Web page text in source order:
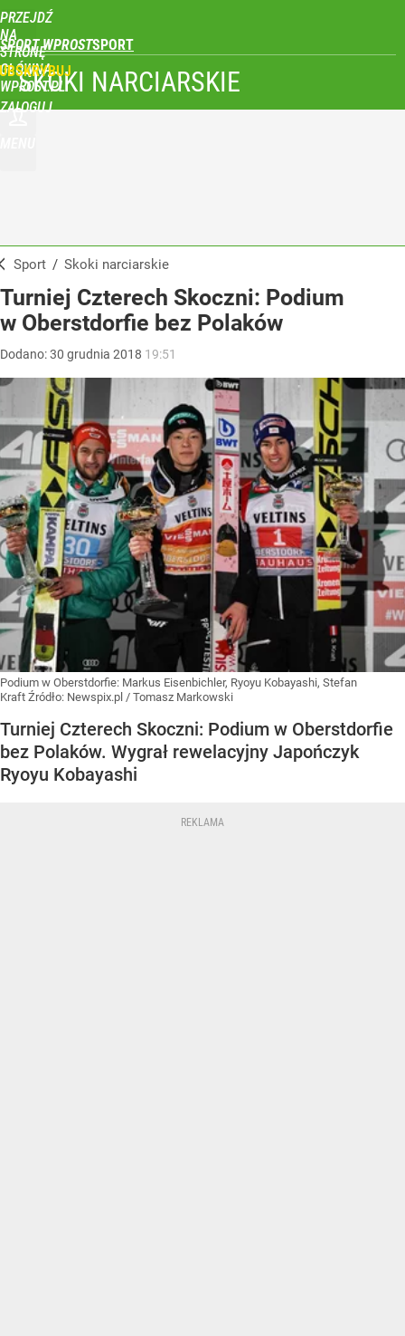
PRZEJDŹ
NA
STRONĘ
GŁÓWNĄ
WPROST.PL
SPORT WPROST
ZALOGUJ
SKOKI NARCIARSKIE
Sport / Skoki narciarskie
Turniej Czterech Skoczni: Podium
w Oberstdorfie bez Polaków
Dodano:30 grudnia 2018 19:51
Podium w Oberstdorfie: Markus Eisenbichler, Ryoyu Kobayashi, Stefan
Kraft Źródło: Newspix.pl / Tomasz Markowski
Turniej Czterech Skoczni: Podium w Oberstdorfie
bez Polaków. Wygrał rewelacyjny Japończyk
Ryoyu Kobayashi